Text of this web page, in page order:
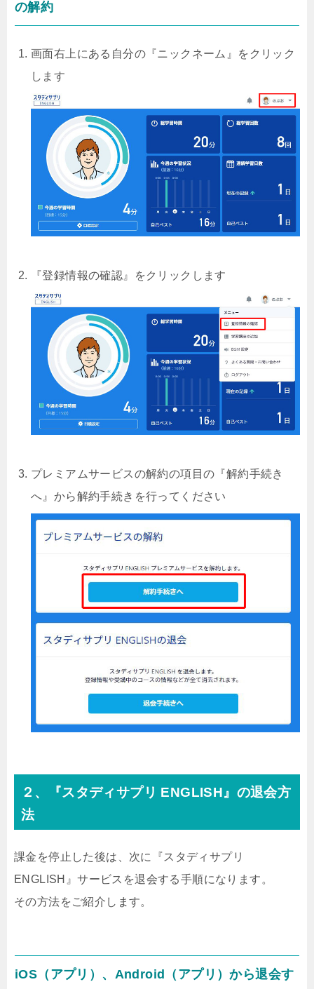
の解約
画面右上にある自分の『ニックネーム』をクリック
します
『登録情報の確認』をクリックします
プレミアムサービスの解約の項目の『解約手続き
へ』から解約手続きを行ってください
２、『スタディサプリ ENGLISH』の退会方
法
課金を停止した後は、次に『スタディサプリ
ENGLISH』サービスを退会する手順になります。
その方法をご紹介します。
iOS（アプリ）、Android（アプリ）から退会す